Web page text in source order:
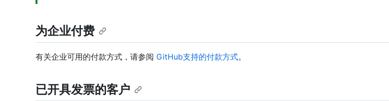
为企业付费
有关企业可用的付款方式，请参阅 GitHub支持的付款方式。
已开具发票的客户